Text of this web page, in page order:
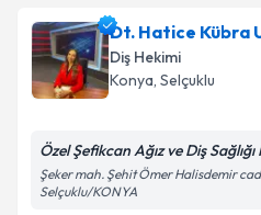
kapsamda işlenmesini
Takvim
Dt. Fatma Şaşmaziçin
oluşturun. Size bu
takvim hazırlandığında e-
Dt. Hatice Kübra
Diş Hekimi
Konya, Selçuklu
Özel Şefikcan Ağız ve Diş
Şeker mah. Şehit Ömer Halisdemir
Selçuklu/KONYA